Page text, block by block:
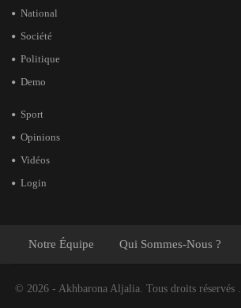
National
Société
Politique
Demo
Sport
Opinions
Vidéos
Login
Notre Équipe Qui Sommes-Nous ?
© 2026 - Akhbarona Aljalia. Tous droits réservés .